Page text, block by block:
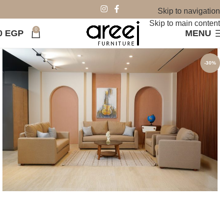
Skip to navigation
Skip to main content
MENU
0
EGP
-30%